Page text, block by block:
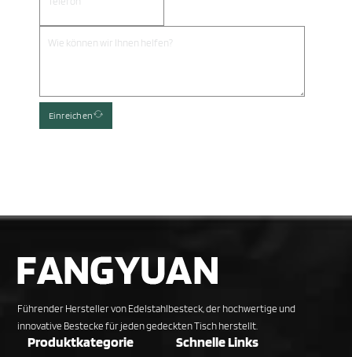
Einreichen
Führender Hersteller von Edelstahlbesteck, der hochwertige und
innovative Bestecke für jeden gedeckten Tisch herstellt.
Produktkategorie Schnelle Links